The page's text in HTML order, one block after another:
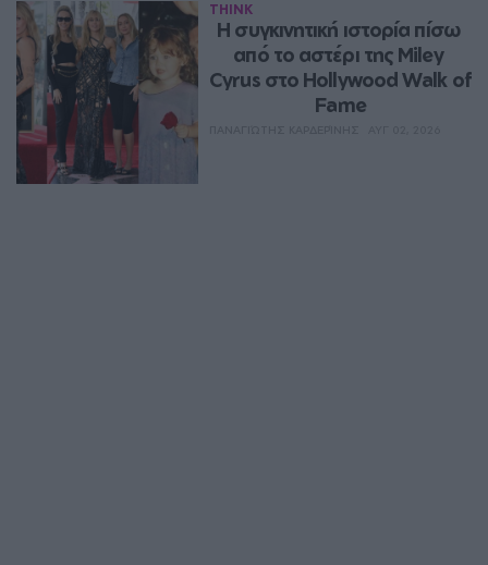
THINK
Η συγκινητική ιστορία πίσω
από το αστέρι της Miley
Cyrus στο Hollywood Walk of
Fame